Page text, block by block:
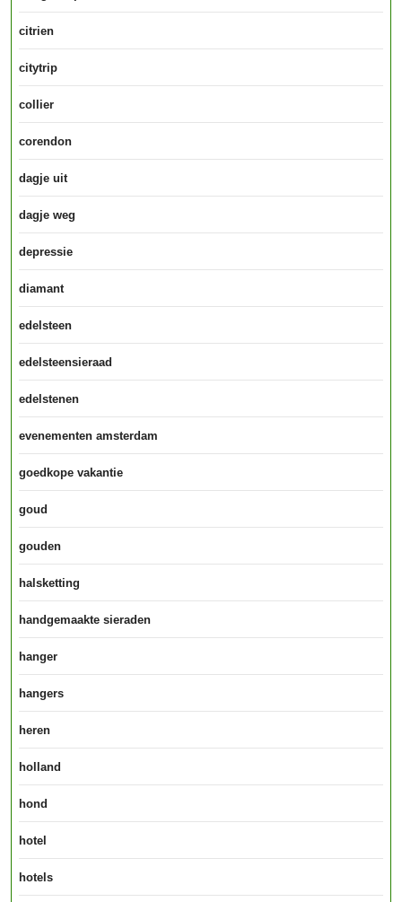
citrien
citytrip
collier
corendon
dagje uit
dagje weg
depressie
diamant
edelsteen
edelsteensieraad
edelstenen
evenementen amsterdam
goedkope vakantie
goud
gouden
halsketting
handgemaakte sieraden
hanger
hangers
heren
holland
hond
hotel
hotels